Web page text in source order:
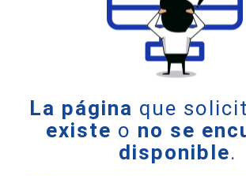
La página que
existe o no se
disponible.